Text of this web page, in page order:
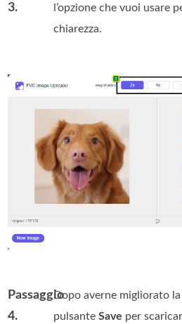
3.
l’opzione che vuoi usare
chiarezza.
Passaggio
4.
Dopo averne migliorato la
pulsanteSave per